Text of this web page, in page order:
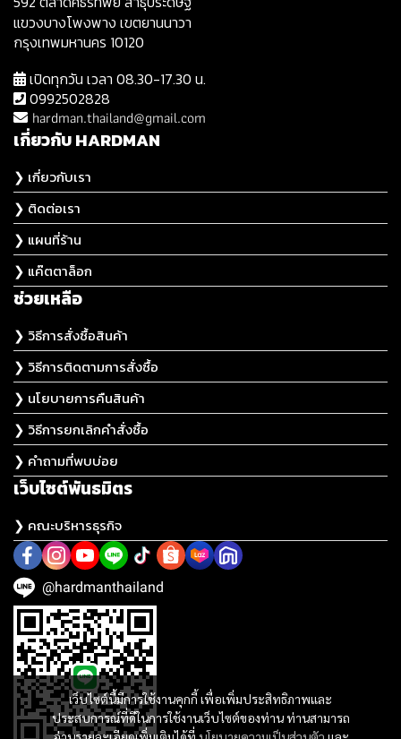
เว็บไซต์นี้มีการใช้งานคุกกี้ เพื่อเพิ่มประสิทธิภาพและ
ประสบการณ์ที่ดีในการใช้งานเว็บไซต์ของท่าน ท่านสามารถ
แขวงบางโพงพาง เขตยานนาวา
กรุงเทพมหานคร 10120
เปิดทุกวัน เวลา 08.30-17.30 น.
0992502828
hardman.thailand@gmail.com
เกี่ยวกับ HARDMAN
❯ เกี่ยวกับเรา
❯ ติดต่อเรา
❯ แผนที่ร้าน
❯ แค๊ตตาล็อก
ช่วยเหลือ
❯ วิธีการสั่งซื้อสินค้า
❯ วิธีการติดตามการสั่งซื้อ
❯ นโยบายการคืนสินค้า
❯ วิธีการยกเลิกคำสั่งซื้อ
❯ คำถามที่พบบ่อย
เว็บไซต์พันธมิตร
❯ คณะบริหารธุรกิจ
@hardmanthailand